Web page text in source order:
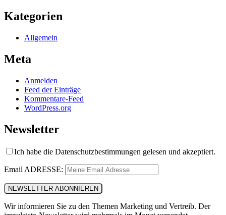
Kategorien
Allgemein
Meta
Anmelden
Feed der Einträge
Kommentare-Feed
WordPress.org
Newsletter
Ich habe die Datenschutzbestimmungen gelesen und akzeptiert.
Email ADRESSE:
Wir informieren Sie zu den Themen Marketing und Vertreib. Der